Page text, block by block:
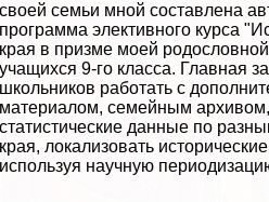
своей семьи мной составлена
программа элективного курса
края в призме моей
учащихся 9-го класса. Главная
школьников работать с
материалом, семейным архивом,
статистические данные по
края, локализовать
используя научную